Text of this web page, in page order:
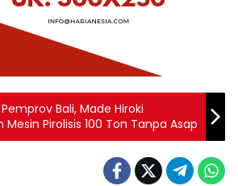
Bali, Made Hiroki
Mesin Pirolisis 100 Ton Tanpa Asap